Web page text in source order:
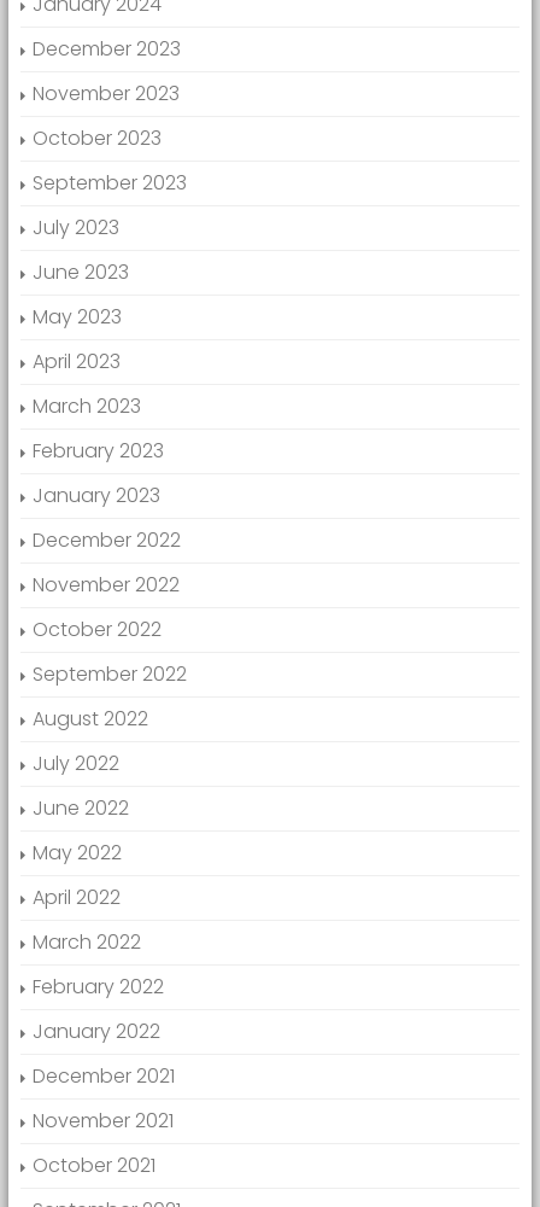
December 2023
November 2023
October 2023
September 2023
July 2023
June 2023
May 2023
April 2023
March 2023
February 2023
January 2023
December 2022
November 2022
October 2022
September 2022
August 2022
July 2022
June 2022
May 2022
April 2022
March 2022
February 2022
January 2022
December 2021
November 2021
October 2021